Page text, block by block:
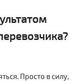
Просто в силу,